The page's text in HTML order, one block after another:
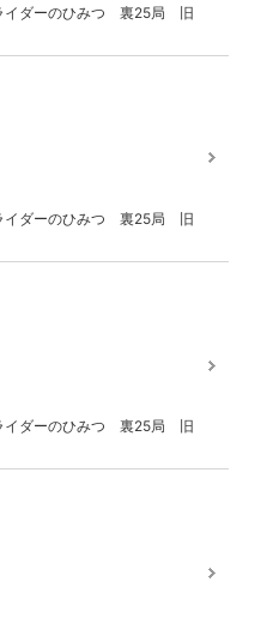
イダーのひみつ 裏25局 旧
イダーのひみつ 裏25局 旧
イダーのひみつ 裏25局 旧